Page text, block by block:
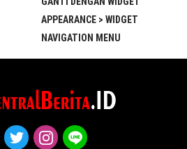
APPEARANCE > WIDGET
NAVIGATION MENU